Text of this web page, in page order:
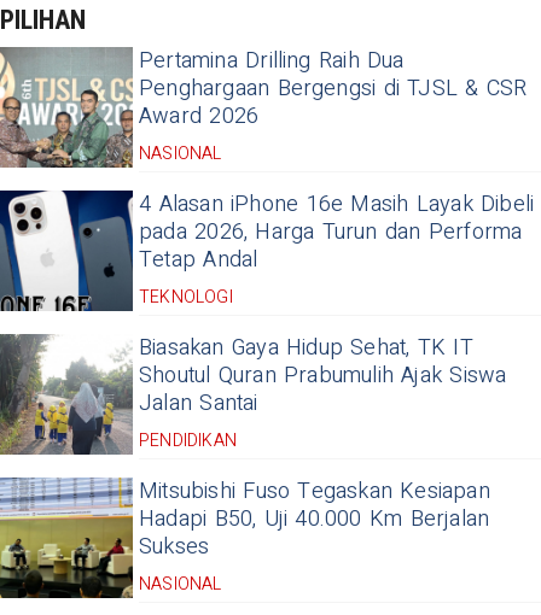
PILIHAN
Pertamina Drilling Raih Dua
Penghargaan Bergengsi di TJSL & CSR
Award 2026
NASIONAL
4 Alasan iPhone 16e Masih Layak Dibeli
pada 2026, Harga Turun dan Performa
Tetap Andal
TEKNOLOGI
Biasakan Gaya Hidup Sehat, TK IT
Shoutul Quran Prabumulih Ajak Siswa
Jalan Santai
PENDIDIKAN
Mitsubishi Fuso Tegaskan Kesiapan
Hadapi B50, Uji 40.000 Km Berjalan
Sukses
NASIONAL